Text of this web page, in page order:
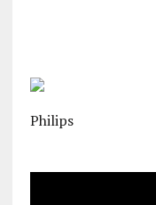
Philips